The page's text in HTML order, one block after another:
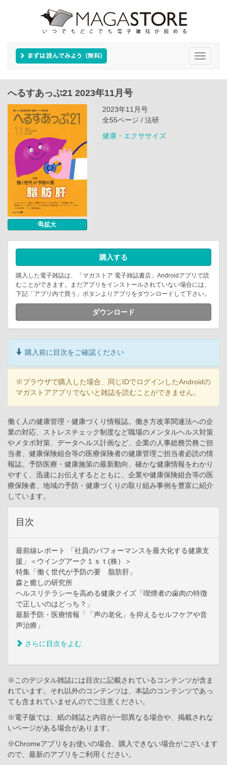
Toggle
へるすあっぷ21 2023年11月号
拡大
2023年11月号
全55ページ / 法研
健康・エクササイズ
購入する
購入した電子雑誌は、「マガストア 電子雑誌書店」Androidアプリで読
むことができます。まだアプリをインストールされていない場合には、
下記「アプリ内で買う」ボタンよりアプリをダウンロードして下さい。
ダウンロード
購入前に目次をご確認ください
※ブラウザで購入した場合、同じIDでログインしたAndroidの
マガストアアプリでないと雑誌を読むことができません。
働く人の健康管理・健康づくり情報誌。働き方改革関連法への企
業の対応、ストレスチェック制度など職場のメンタルヘルス対策
やメタボ対策、データヘルス計画など、企業の人事総務労務ご担
当者、健康保険組合等の医療保険者の健康管理ご担当者必読の情
報誌。予防医療・健康施策の最新動向、確かな健康情報をわかり
やすく、迅速にお伝えするとともに、企業や健康保険組合等の医
療保険者、地域の予防・健康づくりの取り組み事例を豊富に紹介
しています。
目次
最前線レポート 「社員のパフォーマンスを最大化する健康支
援」＜ウイングアーク１ｓｔ(株）＞
特集「働く世代が予防の要 脂肪肝」
森と癒しの研究所
ヘルスリテラシーを高める健康クイズ「喫煙者の歯肉の特徴
で正しいのはどっち？」
最新予防・医療情報「「声の老化」を抑えるセルフケアや音
声治療」
さらに目次をよむ
※このデジタル雑誌には目次に記載されているコンテンツが含ま
れています。それ以外のコンテンツは、本誌のコンテンツであっ
ても含まれていませんのでご注意ください。
※電子版では、紙の雑誌と内容が一部異なる場合や、掲載されな
いページがある場合があります。
※Chromeアプリをお使いの場合、購入できない場合がございます
ので、最新のアプリをご利用ください。